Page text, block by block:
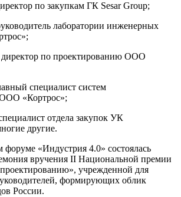
по закупкам ГК Sesar Group;
лаборатории инженерных
по проектированию ООО
специалист систем
«Кортрос»;
отдела закупок УК
другие.
«Индустрия 4.0» состоялась
вручения II Национальной премии
учрежденной для
формирующих облик
России.